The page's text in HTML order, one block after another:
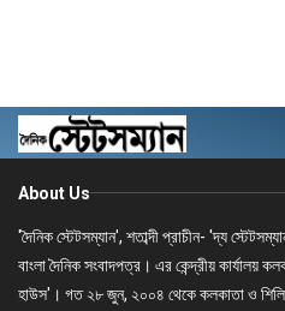
About Us
'দৈনিক স্টেটসম্যান', শতাব্দী প্রাচীন- 'দ্য
বাংলা দৈনিক সংবাদপত্র। এর কেন্দ্রীয় কার্যালয়
হাউস'। গত ২৮ জুন, ২০০৪ থেকে কলকাতা ও